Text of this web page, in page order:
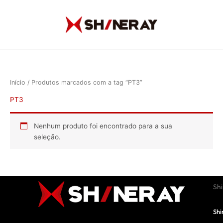
Início / Produtos marcados com a tag “PT3”
PT3
Nenhum produto foi encontrado para a sua
seleção.